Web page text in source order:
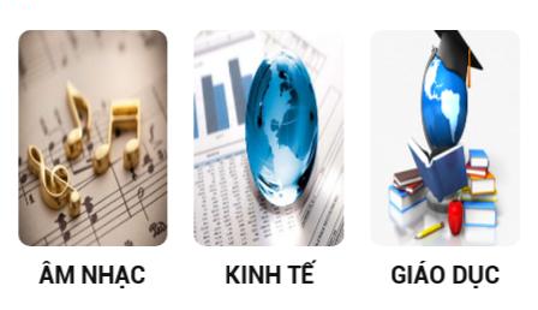
KINH TẾ GIÁO DỤC
DỊCH